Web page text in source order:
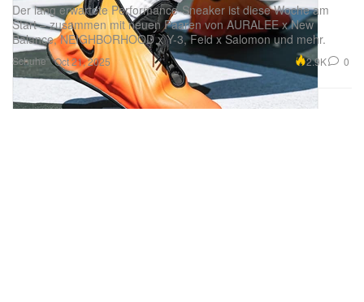
Schuhe
Der lang erwartete Performance-Sneaker ist diese Woche am
Start – zusammen mit neuen Paaren von AURALEE x New
Balance, NEIGHBORHOOD x Y-3, Feid x Salomon und mehr.
Oct 21, 2025 2.9K 0